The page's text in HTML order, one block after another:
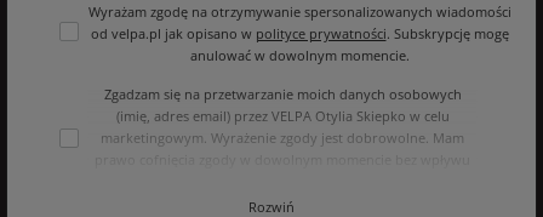
Wyrażam zgodę na otrzymywanie spersonalizowanych wiadomości
od velpa.pl jak opisano w polityce prywatności. Subskrypcję mogę
anulować w dowolnym momencie.
Zgadzam się na przetwarzanie moich danych osobowych
(imię, adres email) przez VELPA Otylia Skiepko w celu
marketingowym. Wyrażenie zgody jest dobrowolne. Mam
podstawie zgody przed jej cofnięciem. Mam prawo dostępu
Rozwiń